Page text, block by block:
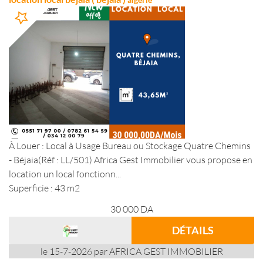
À Louer : Local à Usage Bureau ou Stockage Quatre Chemins
- Béjaia(Réf : LL/501) Africa Gest Immobilier vous propose en
location un local fonctionn...
Superficie : 43 m2
30 000 DA
DÉTAILS
le 15-7-2026 par AFRICA GEST IMMOBILIER